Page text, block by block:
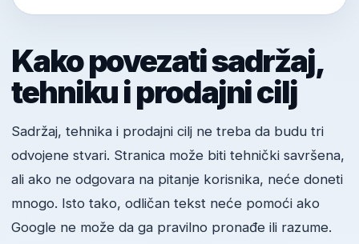
Kako povezati sadržaj,
tehniku i prodajni cilj
Sadržaj, tehnika i prodajni cilj ne treba da budu tri
odvojene stvari. Stranica može biti tehnički savršena,
ali ako ne odgovara na pitanje korisnika, neće doneti
mnogo. Isto tako, odličan tekst neće pomoći ako
Google ne može da ga pravilno pronađe ili razume.